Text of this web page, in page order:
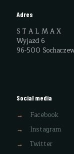
Adres
S T A L M A X
Wyjazd 6
96-500
Social media
→
Facebook
→
Instagram
→
Twitter